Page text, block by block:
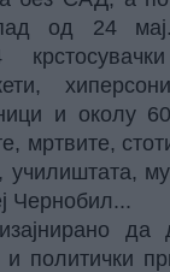
од 24
и околу
мртвите,
училиштата,
Чернобил...
да
политички